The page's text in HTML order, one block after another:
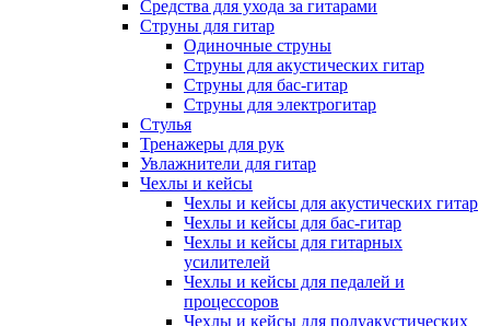
Средства для ухода за гитарами
Струны для гитар
Одиночные струны
Струны для акустических гитар
Струны для бас-гитар
Струны для электрогитар
Стулья
Тренажеры для рук
Увлажнители для гитар
Чехлы и кейсы
Чехлы и кейсы для акустических гитар
Чехлы и кейсы для бас-гитар
Чехлы и кейсы для гитарных
усилителей
Чехлы и кейсы для педалей и
процессоров
Чехлы и кейсы для полуакустических